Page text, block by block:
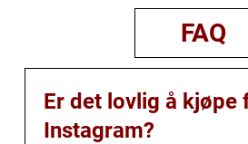
FAQ
Er det lovlig å kjøpe
Instagram?